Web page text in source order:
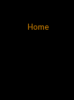
Home